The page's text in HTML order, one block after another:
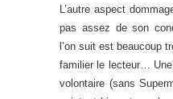
L’autre aspect
pas assez de son
l’on suit est beaucoup
familier le lecteur…
volontaire (sans